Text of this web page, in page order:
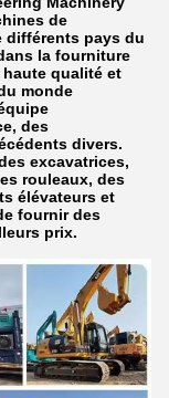
de
pays du
la fourniture
qualité et
monde
des
divers.
excavatrices,
rouleaux, des
élévateurs et
fournir des
prix.